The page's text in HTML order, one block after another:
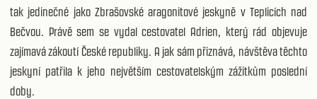
tak jedinečné jako Zbrašovské aragonitové jeskyně v Teplicích nad
Bečvou. Právě sem se vydal cestovatel Adrien, který rád objevuje
zajímavá zákoutí České republiky. A jak sám přiznává, návštěva těchto
jeskyní patřila k jeho největším cestovatelským zážitkům poslední
doby.